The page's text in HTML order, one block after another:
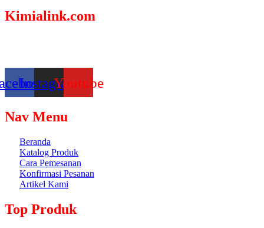
Kimialink.com
InstagramYoutube
Nav Menu
Beranda
Katalog Produk
Cara Pemesanan
Konfirmasi Pesanan
Artikel Kami
Top Produk